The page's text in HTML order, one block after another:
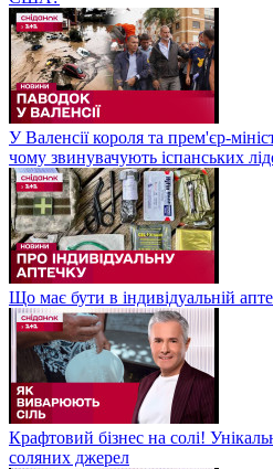
У Валенсії короля та прем'єр-
чому звинувачують іспанських
Що має бути в індивідуальній
Крафтовий бізнес на солі!
соляних джерел